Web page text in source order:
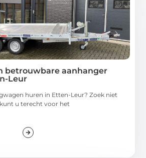
betrouwbare aanhanger
Leur
huren in Etten-Leur? Zoek niet
u terecht voor het